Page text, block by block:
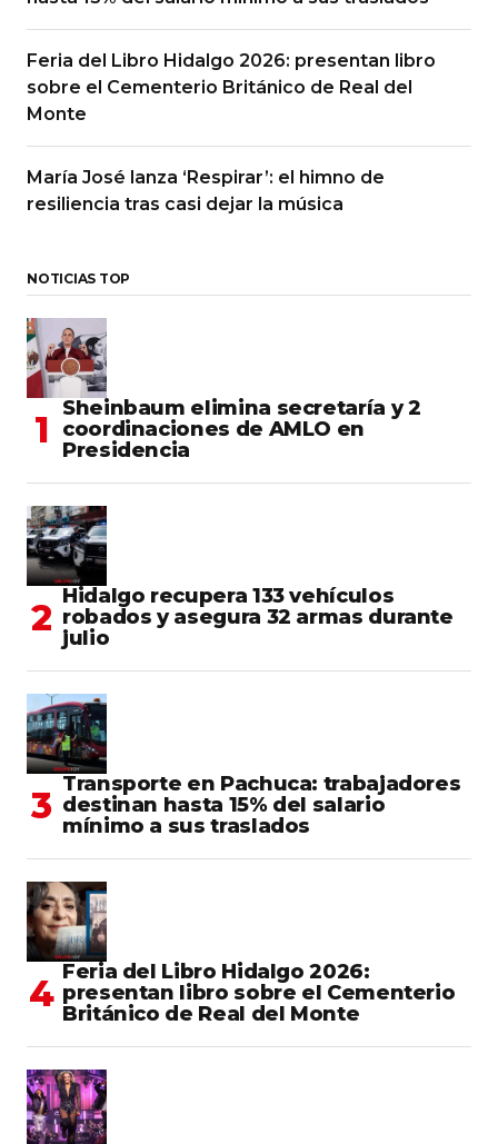
Feria del Libro Hidalgo 2026: presentan libro
sobre el Cementerio Británico de Real del
Monte
María José lanza ‘Respirar’: el himno de
resiliencia tras casi dejar la música
NOTICIAS TOP
Sheinbaum elimina secretaría y 2
coordinaciones de AMLO en
Presidencia
Hidalgo recupera 133 vehículos
robados y asegura 32 armas durante
julio
Transporte en Pachuca: trabajadores
destinan hasta 15% del salario
mínimo a sus traslados
Feria del Libro Hidalgo 2026:
presentan libro sobre el Cementerio
Británico de Real del Monte